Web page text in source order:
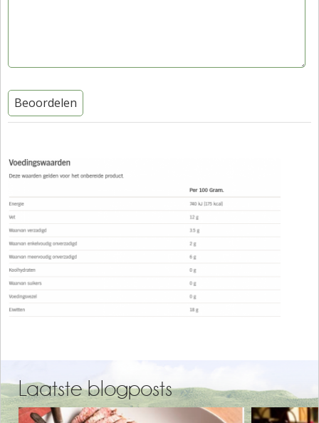
Beoordelen
Laatste blogposts